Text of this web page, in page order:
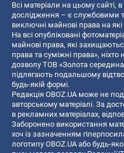
Всі матеріали на цьому сайті, в
дослідження – є службовими
виключні майнові права на
На всі опубліковані
майнові права, які
права та суміжні права»,
дозволу ТОВ «Золота
підлягають подальшому
будь-якій формі.
Редакція OBOZ.UA може не
авторському матеріалі. За
в рекламних матеріалах,
Заборонено використання
хоч із зазначенням
логотипу OBOZ.UA або будь-